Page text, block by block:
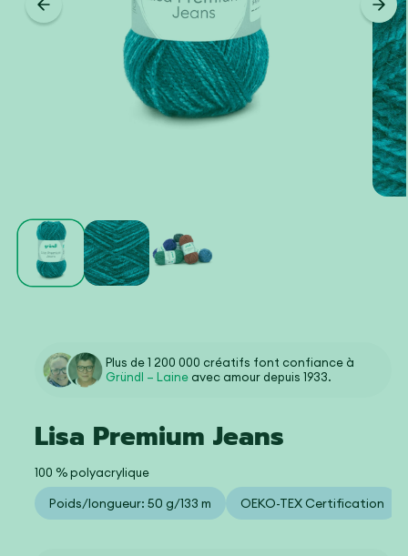
Plus de 1 200 000 créatifs font confiance à
Gründl – Laine avec amour depuis 1933.
Lisa Premium Jeans
100 % polyacrylique
Poids/longueur: 50 g/133 m OEKO-TEX Certification